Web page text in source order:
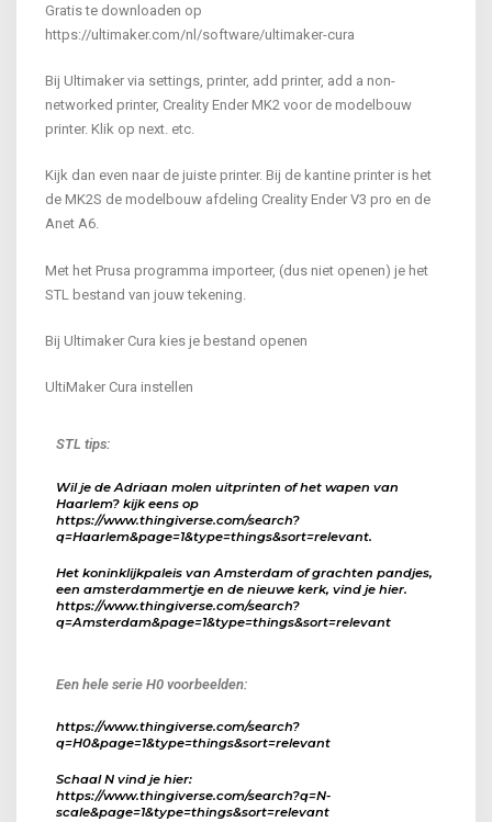
Gratis te downloaden op
https://ultimaker.com/nl/software/ultimaker-cura
Bij Ultimaker via settings, printer, add printer, add a non-
networked printer, Creality Ender MK2 voor de modelbouw
printer. Klik op next. etc.
Kijk dan even naar de juiste printer. Bij de kantine printer is het
de MK2S de modelbouw afdeling Creality Ender V3 pro en de
Anet A6.
Met het Prusa programma importeer, (dus niet openen) je het
STL bestand van jouw tekening.
Bij Ultimaker Cura kies je bestand openen
UltiMaker Cura instellen
STL tips:
Wil je de Adriaan molen uitprinten of het wapen van
Haarlem? kijk eens op
https://www.thingiverse.com/search?
q=Haarlem&page=1&type=things&sort=relevant.
Het koninklijkpaleis van Amsterdam of grachten pandjes,
een amsterdammertje en de nieuwe kerk, vind je hier.
https://www.thingiverse.com/search?
q=Amsterdam&page=1&type=things&sort=relevant
Een hele serie H0 voorbeelden:
https://www.thingiverse.com/search?
q=H0&page=1&type=things&sort=relevant
Schaal N vind je hier:
https://www.thingiverse.com/search?q=N-
scale&page=1&type=things&sort=relevant